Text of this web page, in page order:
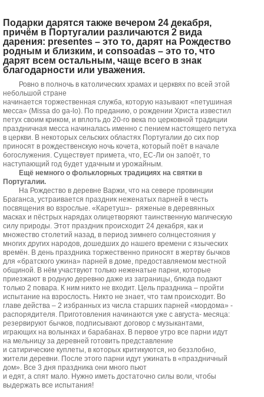
Подарки дарятся также вечером 24 декабря,
причём в Португалии различаются 2 вида
дарения: presentes – это то, дарят на Рождество
родным и близким, и consoadas – это то, что
дарят всем остальным, чаще всего в знак
благодарности или уважения.
Ровно в полночь в католических храмах и церквях по всей этой
небольшой стране
начинается торжественная служба, которую называют «петушиная
месса» (Missa do ga-lo). По преданию, о рождении Христа известил
петух своим криком, и вплоть до 20-го века по церковной традиции
праздничная месса начиналась именно с пением настоящего петуха
в церкви. В некоторых сельских областях Португалии до сих пор
приносят в рождественскую ночь кочета, который поёт в начале
богослужения. Существует примета, что, ЕС-Ли он запоёт, то
наступающий год будет удачным и урожайным.
Ещё немного о фольклорных традициях на святки в
Португалии.
На Рождество в деревне Варжи, что на севере провинции
Браганса, устраивается праздник неженатых парней в честь
посвящения во взрослые. «Каретуш»- ряженые в деревянных
масках и пёстрых нарядах олицетворяют таинственную магическую
силу природы. Этот праздник происходит 24 декабря, как и
множество столетий назад, в период зимнего солнцестояния у
многих других народов, дошедших до нашего времени с языческих
времён. В день праздника торжественно приносят в жертву бычков
для «братского ужина» парней в доме, предоставляемом местной
общиной. В нём участвуют только неженатые парни, которые
приезжают в родную деревню даже из заграницы, блюда подают
только 2 повара. К ним никто не входит. Цель праздника – пройти
испытание на взрослость. Никто не знает, что там происходит. Во
главе действа – 2 избранных из числа старших парней «мордома» -
распорядителя. Приготовления начинаются уже с августа- месяца:
резервируют бычков, подписывают договор с музыкантами,
играющих на волынках и барабанах. В первое утро все парни идут
на мельницу за деревней готовить представление
и сатирические куплеты, в которых критикуются, но беззлобно,
жители деревни. После этого парни идут ужинать в «праздничный
дом». Все 3 дня праздника они много пьют
и едят, а спят мало. Нужно иметь достаточно силы воли, чтобы
выдержать все испытания!